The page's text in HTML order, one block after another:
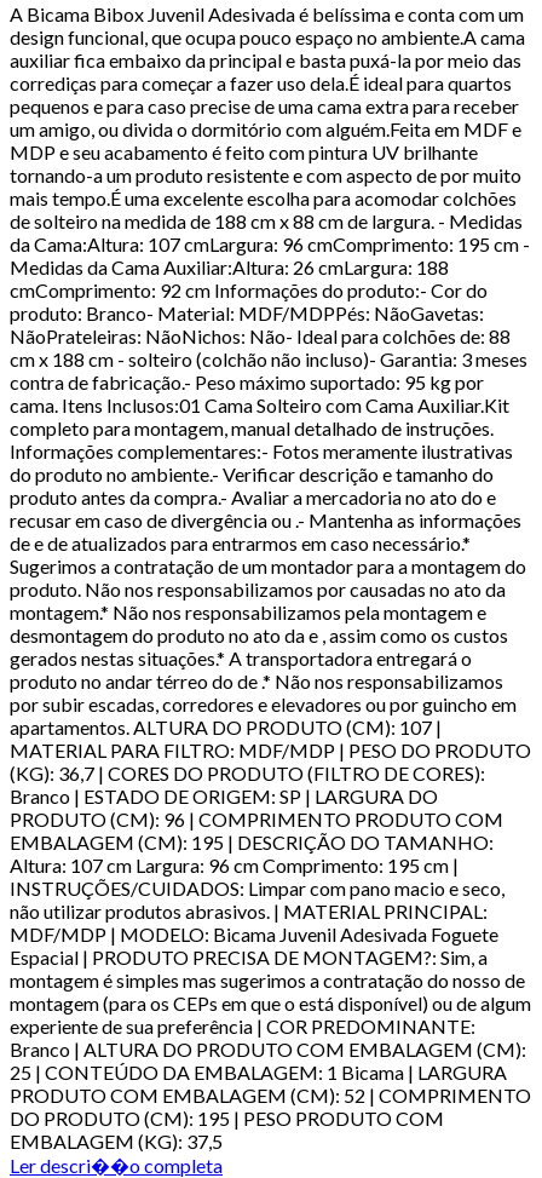
A Bicama Bibox Juvenil Adesivada é belíssima e conta com um
design funcional, que ocupa pouco espaço no ambiente.A cama
auxiliar fica embaixo da principal e basta puxá-la por meio das
corrediças para começar a fazer uso dela.É ideal para quartos
pequenos e para caso precise de uma cama extra para receber
um amigo, ou divida o dormitório com alguém.Feita em MDF e
MDP e seu acabamento é feito com pintura UV brilhante
tornando-a um produto resistente e com aspecto de por muito
mais tempo.É uma excelente escolha para acomodar colchões
de solteiro na medida de 188 cm x 88 cm de largura. - Medidas
da Cama:Altura: 107 cmLargura: 96 cmComprimento: 195 cm -
Medidas da Cama Auxiliar:Altura: 26 cmLargura: 188
cmComprimento: 92 cm Informações do produto:- Cor do
produto: Branco- Material: MDF/MDPPés: NãoGavetas:
NãoPrateleiras: NãoNichos: Não- Ideal para colchões de: 88
cm x 188 cm - solteiro (colchão não incluso)- Garantia: 3 meses
contra de fabricação.- Peso máximo suportado: 95 kg por
cama. Itens Inclusos:01 Cama Solteiro com Cama Auxiliar.Kit
completo para montagem, manual detalhado de instruções.
Informações complementares:- Fotos meramente ilustrativas
do produto no ambiente.- Verificar descrição e tamanho do
produto antes da compra.- Avaliar a mercadoria no ato do e
recusar em caso de divergência ou .- Mantenha as informações
de e de atualizados para entrarmos em caso necessário.*
Sugerimos a contratação de um montador para a montagem do
produto. Não nos responsabilizamos por causadas no ato da
montagem.* Não nos responsabilizamos pela montagem e
desmontagem do produto no ato da e , assim como os custos
gerados nestas situações.* A transportadora entregará o
produto no andar térreo do de .* Não nos responsabilizamos
por subir escadas, corredores e elevadores ou por guincho em
apartamentos. ALTURA DO PRODUTO (CM): 107 |
MATERIAL PARA FILTRO: MDF/MDP | PESO DO PRODUTO
(KG): 36,7 | CORES DO PRODUTO (FILTRO DE CORES):
Branco | ESTADO DE ORIGEM: SP | LARGURA DO
PRODUTO (CM): 96 | COMPRIMENTO PRODUTO COM
EMBALAGEM (CM): 195 | DESCRIÇÃO DO TAMANHO:
Altura: 107 cm Largura: 96 cm Comprimento: 195 cm |
INSTRUÇÕES/CUIDADOS: Limpar com pano macio e seco,
não utilizar produtos abrasivos. | MATERIAL PRINCIPAL:
MDF/MDP | MODELO: Bicama Juvenil Adesivada Foguete
Espacial | PRODUTO PRECISA DE MONTAGEM?: Sim, a
montagem é simples mas sugerimos a contratação do nosso de
montagem (para os CEPs em que o está disponível) ou de algum
experiente de sua preferência | COR PREDOMINANTE:
Branco | ALTURA DO PRODUTO COM EMBALAGEM (CM):
25 | CONTEÚDO DA EMBALAGEM: 1 Bicama | LARGURA
PRODUTO COM EMBALAGEM (CM): 52 | COMPRIMENTO
DO PRODUTO (CM): 195 | PESO PRODUTO COM
EMBALAGEM (KG): 37,5
Ler descri��o completa